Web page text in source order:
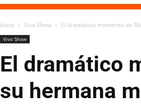
Inicio Vivo Show El dramático momento de
Vivo Show
El dramático
su hermana